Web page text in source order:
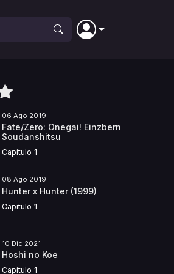
06 Ago 2019
Fate/Zero: Onegai! Einzbern
Soudanshitsu
Capitulo 1
08 Ago 2019
Hunter x Hunter (1999)
Capitulo 1
10 Dic 2021
Hoshi no Koe
Capitulo 1